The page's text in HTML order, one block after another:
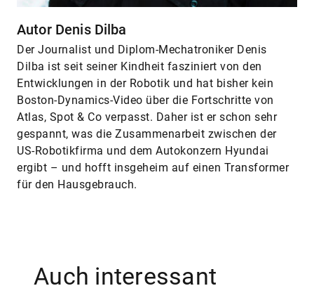
Autor Denis Dilba
Der Journalist und Diplom-Mechatroniker Denis
Dilba ist seit seiner Kindheit fasziniert von den
Entwicklungen in der Robotik und hat bisher kein
Boston-Dynamics-Video über die Fortschritte von
Atlas, Spot & Co verpasst. Daher ist er schon sehr
gespannt, was die Zusammenarbeit zwischen der
US-Robotikfirma und dem Autokonzern Hyundai
ergibt – und hofft insgeheim auf einen Transformer
für den Hausgebrauch.
Auch interessant